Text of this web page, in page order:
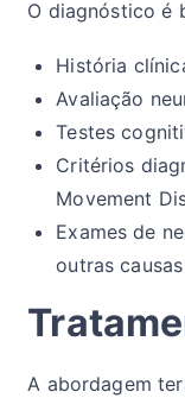
O diagnóstico é
História
Avaliação
Testes
Critérios
Movement
Exames de
outras causas
A abordagem